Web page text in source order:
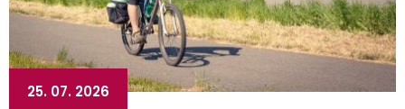
25. 07. 2026